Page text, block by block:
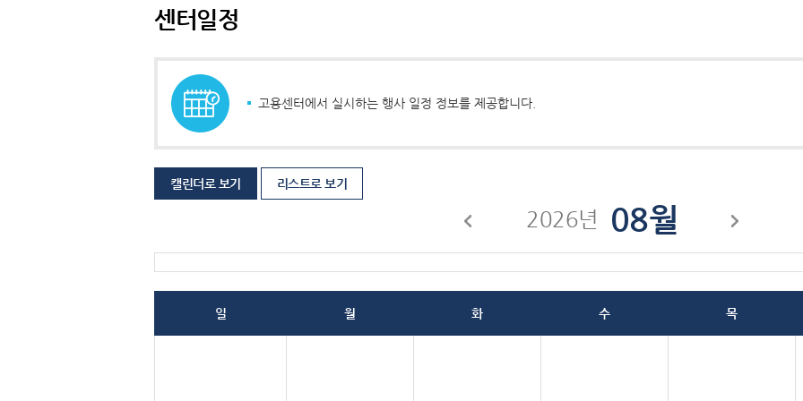
센터일정
고용센터에서 실시하는 행사 일정 정보를 제공합니다.
캘린더로 보기 리스트로 보기
2026년 08월
일 월 화 수 목